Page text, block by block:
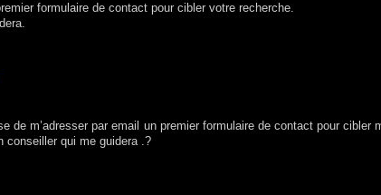
formulaire de contact pour cibler votre recherche.
de m’adresser par email un premier formulaire de contact pour cibler
conseiller qui me guidera .?